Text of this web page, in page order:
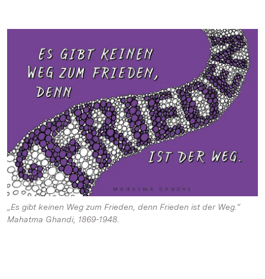
„Es gibt keinen Weg zum Frieden, denn Frieden ist der Weg.“
Mahatma Ghandi, 1869-1948.